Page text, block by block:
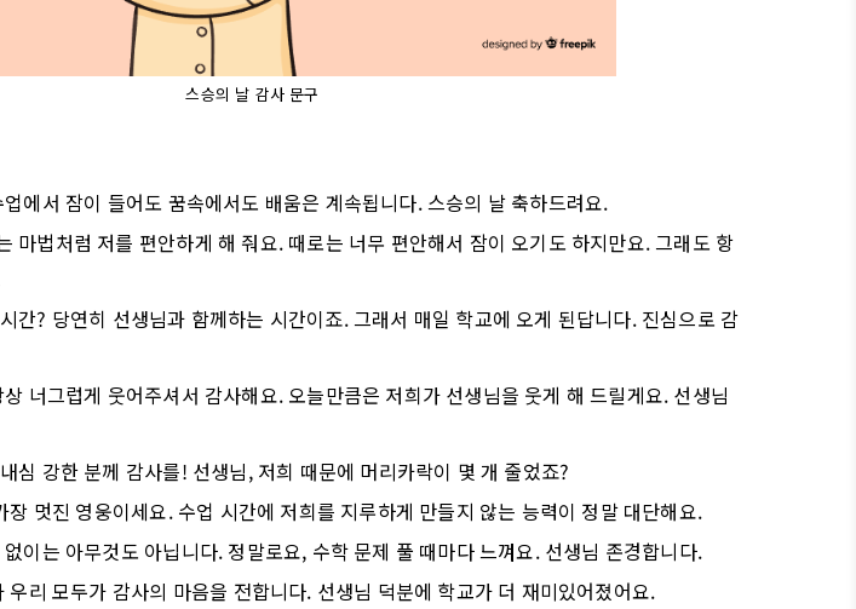
스승의 날 감사 문구
에서 잠이 들어도 꿈속에서도 배움은 계속됩니다. 스승의 날 축하드려요.
마법처럼 저를 편안하게 해 줘요. 때로는 너무 편안해서 잠이 오기도 하지만요. 그래도 항
간? 당연히 선생님과 함께하는 시간이죠. 그래서 매일 학교에 오게 된답니다. 진심으로 감
너그럽게 웃어주셔서 감사해요. 오늘만큼은 저희가 선생님을 웃게 해 드릴게요. 선생님
심 강한 분께 감사를! 선생님, 저희 때문에 머리카락이 몇 개 줄었죠?
장 멋진 영웅이세요. 수업 시간에 저희를 지루하게 만들지 않는 능력이 정말 대단해요.
이는 아무것도 아닙니다. 정말로요, 수학 문제 풀 때마다 느껴요. 선생님 존경합니다.
우리 모두가 감사의 마음을 전합니다. 선생님 덕분에 학교가 더 재미있어졌어요.